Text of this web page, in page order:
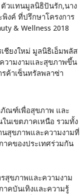
ตัวแทนมูลนิธิปันรัก,นาง
งค์ ที่ปรึกษาโครงการ
& Wellness 2018
ชียงใหม่ มูลนิธิเอ็มพลัส
วามงามและสุขภาพขึ้น
ค้าเซ็นทรัลพลาซ่า
ภัณฑ์เพื่อสุขภาพ และ
นเขตภาคเหนือ รวมทั้ง
สุขภาพและความงามที่
คของประเทศร่วมกัน
สุขภาพและความงาม
คบันเทิงและความรู้